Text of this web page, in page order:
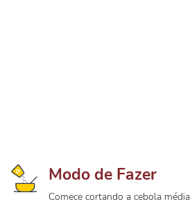
Modo de Fazer
Comece cortando a cebola